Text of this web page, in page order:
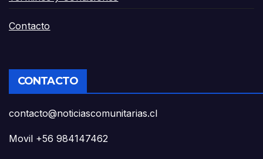
Contacto
CONTACTO
contacto@noticiascomunitarias.cl
Movil +56 984147462